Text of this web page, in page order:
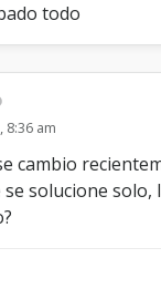
todo
8:36 am
cambio
solucione solo,